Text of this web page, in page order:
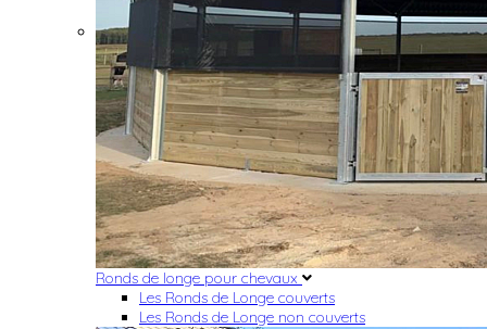
Ronds de longe pour chevaux
Les Ronds de Longe couverts
Les Ronds de Longe non couverts